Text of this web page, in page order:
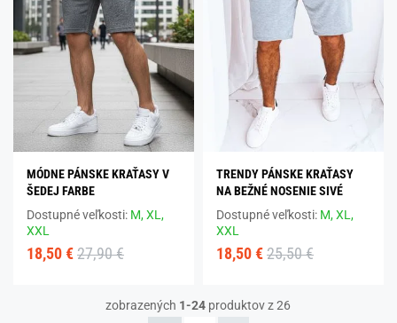
MÓDNE PÁNSKE KRAŤASY V
ŠEDEJ FARBE
Dostupné veľkosti: M,XL,
XXL
18,50 € 27,90 €
TRENDY PÁNSKE KRAŤASY
NA BEŽNÉ NOSENIE SIVÉ
Dostupné veľkosti: M,XL,
XXL
18,50 € 25,50 €
zobrazených 1-24 produktov z 26